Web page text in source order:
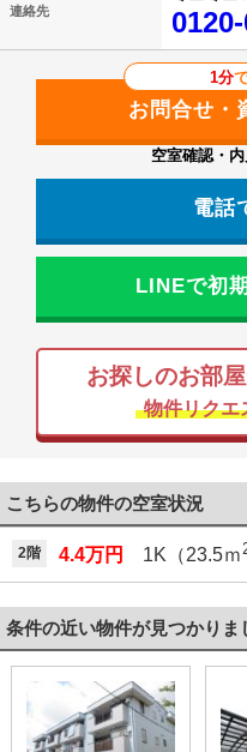
連絡先
1分
空室確認・
電話
LINEで初
お探しのお部
物件リクエ
こちらの物件の空室状況
2階 4.4万円 1K（23.5ｍ
条件の近い物件が見つかりま